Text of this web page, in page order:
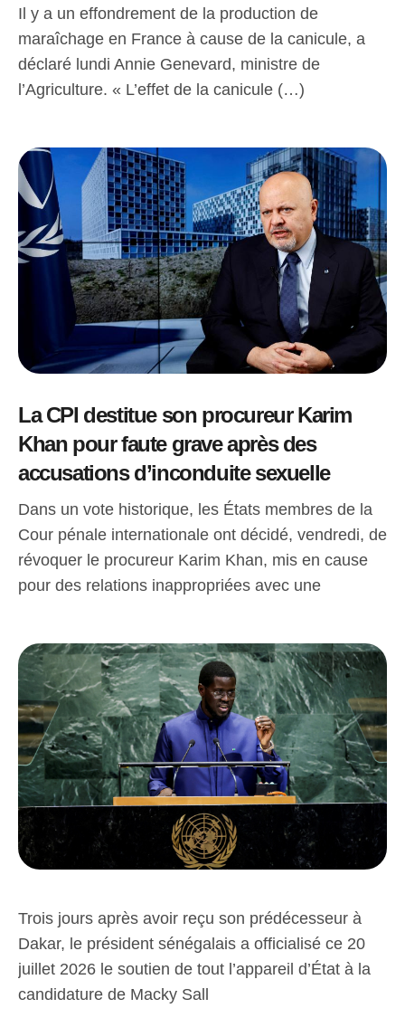
Il y a un effondrement de la production de
maraîchage en France à cause de la canicule, a
déclaré lundi Annie Genevard, ministre de
l’Agriculture. « L’effet de la canicule (…)
La CPI destitue son procureur Karim
Khan pour faute grave après des
accusations d’inconduite sexuelle
Dans un vote historique, les États membres de la
Cour pénale internationale ont décidé, vendredi, de
révoquer le procureur Karim Khan, mis en cause
pour des relations inappropriées avec une
Trois jours après avoir reçu son prédécesseur à
Dakar, le président sénégalais a officialisé ce 20
juillet 2026 le soutien de tout l’appareil d’État à la
candidature de Macky Sall